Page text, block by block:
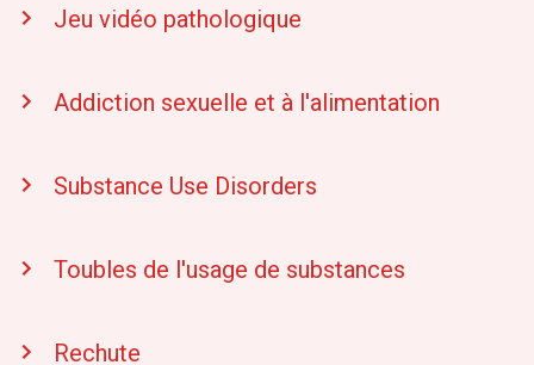
Jeu vidéo pathologique
Addiction sexuelle et à l'alimentation
Substance Use Disorders
Toubles de l'usage de substances
Rechute